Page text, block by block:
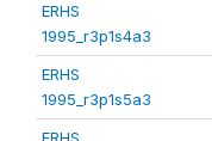
ERHS
1995_r3p1s4a3
ERHS
1995_r3p1s5a3
ERHS